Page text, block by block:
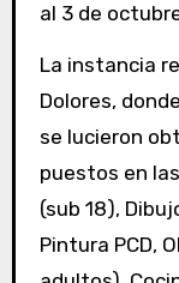
al 3 de
La instancia
Dolores,
se lucieron
puestos en
(sub 18),
Pintura PCD,